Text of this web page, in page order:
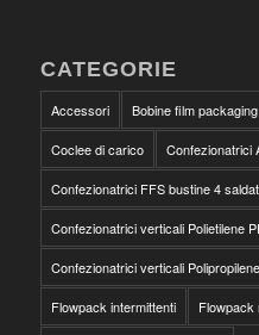
CATEGORIE
Accessori Bobine film packaging
Coclee di carico Confezionatrici
Confezionatrici FFS bustine 4
Confezionatrici verticali Polietilene
Confezionatrici verticali
Flowpack intermittenti Flowpack